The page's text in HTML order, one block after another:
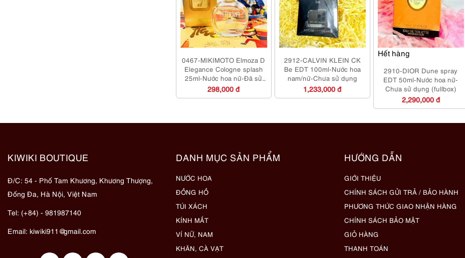
0467-MIKIMOTO Elmoza D
Elegance Cologne splash
25ml-Nước hoa nữ-Đã sử
dụng
298,000 đ
2912-CALVIN KLEIN CK
Be EDT 100ml-Nước hoa
nam/nữ-Chưa sử dụng
1,233,000 đ
Hết hàng
2910-DIOR Dune spray
EDT 50ml-Nước hoa nữ-
Chưa sử dụng (fullbox)
2,290,000 đ
KIWIKI BOUTIQUE
Đ/C: 54 - Phố Tam Khương, Khương Thượng,
Đống Đa, Hà Nội, Việt Nam
Tel: (+84) - 981987140
Email: kiwiki911@gmail.com
DANH MỤC SẢN PHẨM
NƯỚC HOA
ĐỒNG HỒ
TÚI XÁCH
KÍNH MẮT
VÍ NỮ, NAM
KHĂN, CÀ VẠT
HƯỚNG DẪN
GIỚI THIỆU
CHÍNH SÁCH GỬI TRẢ / BẢO HÀNH
PHƯƠNG THỨC GIAO NHẬN HÀNG
CHÍNH SÁCH BẢO MẬT
GIỎ HÀNG
THANH TOÁN